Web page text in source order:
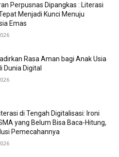
Perpusnas Dipangkas : Literasi
Menjadi Kunci Menuju
Emas
Rasa Aman bagi Anak Usia
Dunia Digital
di Tengah Digitalisasi: Ironi
yang Belum Bisa Baca-Hitung,
Pemecahannya